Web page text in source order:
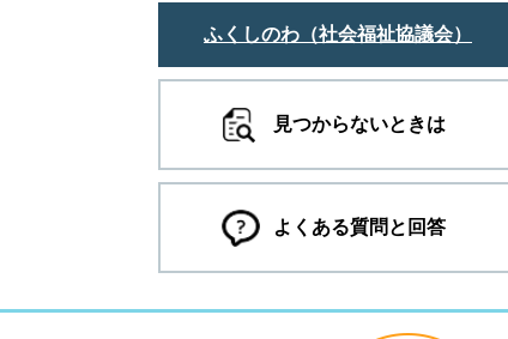
ふくしのわ（社会福祉協議会）
見つからないときは
よくある質問と回答